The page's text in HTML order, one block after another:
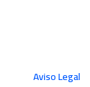
Aviso Legal